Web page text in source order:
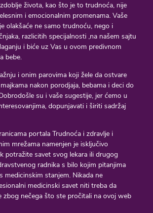
života, kao što je to trudnoća, nije
i emocionalnim promenama. Vaše
olakšaće ne samo trudnoću, nego i
razlicitih specijalnosti ,na našem sajtu
i biće uz Vas u ovom predivnom
bebe.
i onim parovima koji žele da ostvare
nakon porodjaja, bebama i deci do
su i vaše sugestije, jer ćemo u
dopunjavati i širiti sadržaj
portala Trudnoća i zdravlje i
mrežama namenjen je isključivo
potražite savet svog lekara ili drugog
radnika s bilo kojim pitanjima
medicinskim stanjem. Nikada ne
medicinski savet niti treba da
zbog nečega što ste pročitali na ovoj web